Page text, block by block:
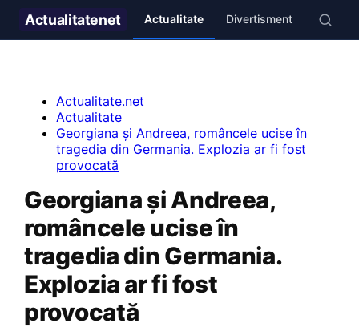
Actualitatenet Actualitate Divertisment Stil de
Actualitate.net
Actualitate
Georgiana și Andreea, româncele ucise în
tragedia din Germania. Explozia ar fi fost
provocată
Georgiana și Andreea,
româncele ucise în
tragedia din Germania.
Explozia ar fi fost
provocată